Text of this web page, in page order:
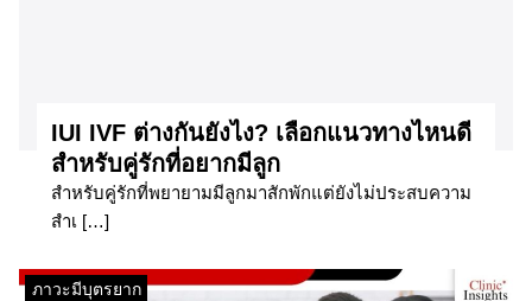
IUI IVF ต่างกันยังไง? เลือกแนวทางไหนดี
สำหรับคู่รักที่อยากมีลูก
สำหรับคู่รักที่พยายามมีลูกมาสักพักแต่ยังไม่ประสบความ
สำเ […]
ภาวะมีบุตรยาก